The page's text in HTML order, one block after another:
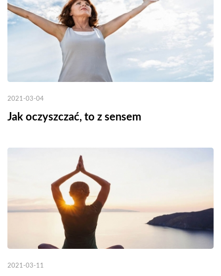
2021-03-04
Jak oczyszczać, to z sensem
2021-03-11